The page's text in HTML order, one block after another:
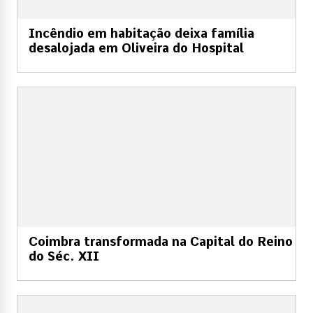
Incêndio em habitação deixa família
desalojada em Oliveira do Hospital
Coimbra transformada na Capital do Reino
do Séc. XII